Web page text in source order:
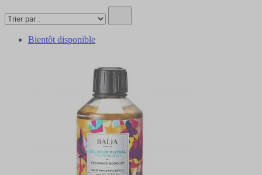
Bientôt disponible